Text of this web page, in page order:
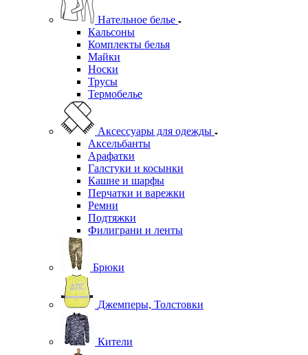
Нательное белье
Кальсоны
Комплекты белья
Майки
Носки
Трусы
Термобелье
Аксессуары для одежды
Аксельбанты
Арафатки
Галстуки и косынки
Кашне и шарфы
Перчатки и варежки
Ремни
Подтяжки
Филиграни и ленты
Брюки
Джемперы, Толстовки
Кители